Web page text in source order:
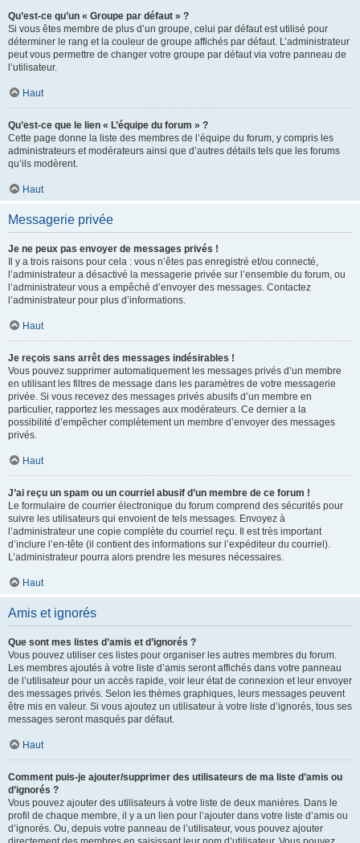
Qu’est-ce qu’un « Groupe par défaut » ?
Si vous êtes membre de plus d’un groupe, celui par défaut est utilisé pour
déterminer le rang et la couleur de groupe affichés par défaut. L’administrateur
peut vous permettre de changer votre groupe par défaut via votre panneau de
l’utilisateur.
Haut
Qu’est-ce que le lien « L’équipe du forum » ?
Cette page donne la liste des membres de l’équipe du forum, y compris les
administrateurs et modérateurs ainsi que d’autres détails tels que les forums
qu’ils modèrent.
Haut
Messagerie privée
Je ne peux pas envoyer de messages privés !
Il y a trois raisons pour cela : vous n’êtes pas enregistré et/ou connecté,
l’administrateur a désactivé la messagerie privée sur l’ensemble du forum, ou
l’administrateur vous a empêché d’envoyer des messages. Contactez
l’administrateur pour plus d’informations.
Haut
Je reçois sans arrêt des messages indésirables !
Vous pouvez supprimer automatiquement les messages privés d’un membre
en utilisant les filtres de message dans les paramètres de votre messagerie
privée. Si vous recevez des messages privés abusifs d’un membre en
particulier, rapportez les messages aux modérateurs. Ce dernier a la
possibilité d’empêcher complètement un membre d’envoyer des messages
privés.
Haut
J’ai reçu un spam ou un courriel abusif d’un membre de ce forum !
Le formulaire de courrier électronique du forum comprend des sécurités pour
suivre les utilisateurs qui envoient de tels messages. Envoyez à
l’administrateur une copie complète du courriel reçu. Il est très important
d’inclure l’en-tête (il contient des informations sur l’expéditeur du courriel).
L’administrateur pourra alors prendre les mesures nécessaires.
Haut
Amis et ignorés
Que sont mes listes d’amis et d’ignorés ?
Vous pouvez utiliser ces listes pour organiser les autres membres du forum.
Les membres ajoutés à votre liste d’amis seront affichés dans votre panneau
de l’utilisateur pour un accès rapide, voir leur état de connexion et leur envoyer
des messages privés. Selon les thèmes graphiques, leurs messages peuvent
être mis en valeur. Si vous ajoutez un utilisateur à votre liste d’ignorés, tous ses
messages seront masqués par défaut.
Haut
Comment puis-je ajouter/supprimer des utilisateurs de ma liste d’amis ou
d’ignorés ?
Vous pouvez ajouter des utilisateurs à votre liste de deux manières. Dans le
profil de chaque membre, il y a un lien pour l’ajouter dans votre liste d’amis ou
d’ignorés. Ou, depuis votre panneau de l’utilisateur, vous pouvez ajouter